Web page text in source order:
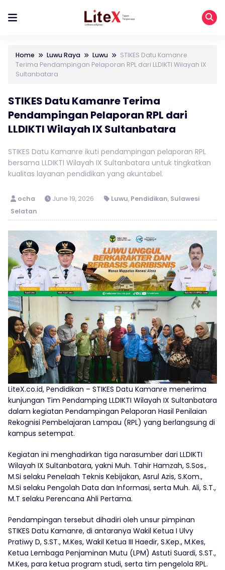
Home Luwu Raya Luwu
STIKES Datu Kamanre
Terima Pendampingan Pelaporan RPL dari LLDIKTI Wilayah IX
Sultanbatara
STIKES Datu Kamanre Terima
Pendampingan Pelaporan RPL dari
LLDIKTI Wilayah IX Sultanbatara
STIKES Datu Kamanre ikuti pendampingan pelaporan RPL
bersama LLDIKTI Wilayah IX Sultanbatara untuk tingkatkan
kualitas layanan pendidikan yang akuntabel.
ocha June 19, 2026 Luwu, Pendidikan, Sulawesi
Selatan
LiteX.co.id, Pendidikan – STIKES Datu Kamanre menerima
kunjungan Tim Pendamping LLDIKTI Wilayah IX Sultanbatara
dalam kegiatan Pendampingan Pelaporan Hasil Penilaian
Rekognisi Pembelajaran Lampau (RPL) yang berlangsung di
kampus setempat.
Kegiatan ini menghadirkan tiga narasumber dari LLDIKTI
Wilayah IX Sultanbatara, yakni Muh. Tahir Hamzah, S.Sos.,
M.Si selaku Penelaah Teknis Kebijakan, Asrul Azis, S.Kom.,
M.Si selaku Pengolah Data dan Informasi, serta Muh. Ali, S.T.,
M.T selaku Perencana Ahli Pertama.
Pendampingan tersebut dihadiri oleh unsur pimpinan
STIKES Datu Kamanre, di antaranya Wakil Ketua I Ulvy
Pratiwy D, S.ST., M.Kes, Wakil Ketua III Haedir, S.Kep., M.Kes,
Ketua Lembaga Penjaminan Mutu (LPM) Astuti Suardi, S.ST.,
M.Kes, para ketua program studi, serta tim pengelola RPL.